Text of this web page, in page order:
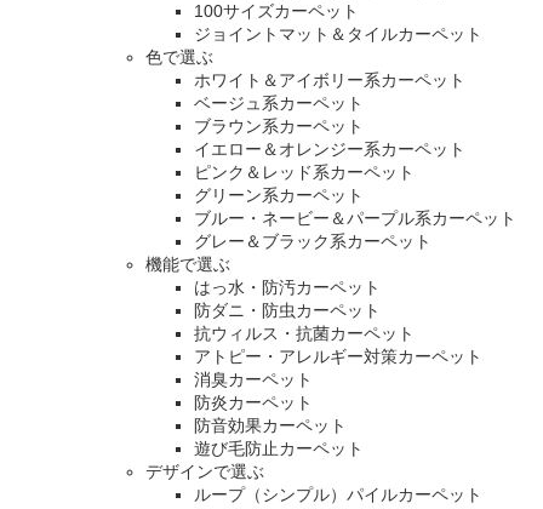
100サイズカーペット
ジョイントマット＆タイルカーペット
色で選ぶ
ホワイト＆アイボリー系カーペット
ベージュ系カーペット
ブラウン系カーペット
イエロー＆オレンジー系カーペット
ピンク＆レッド系カーペット
グリーン系カーペット
ブルー・ネービー＆パープル系カーペット
グレー＆ブラック系カーペット
機能で選ぶ
はっ水・防汚カーペット
防ダニ・防虫カーペット
抗ウィルス・抗菌カーペット
アトピー・アレルギー対策カーペット
消臭カーペット
防炎カーペット
防音効果カーペット
遊び毛防止カーペット
デザインで選ぶ
ループ（シンプル）パイルカーペット